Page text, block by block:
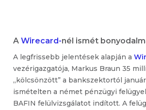
A Wirecard-nél ismét
A legfrissebb jelentések alapján a
vezérigazgatója, Markus Braun 35
„kölcsönzött” a bankszektortól
ismételten a német pénzügyi
BAFIN felülvizsgálatot indított. A